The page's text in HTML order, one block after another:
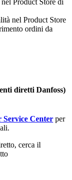
Product Store di
nel Product Store
ordini da
diretti Danfoss)
Service Center per
cerca il